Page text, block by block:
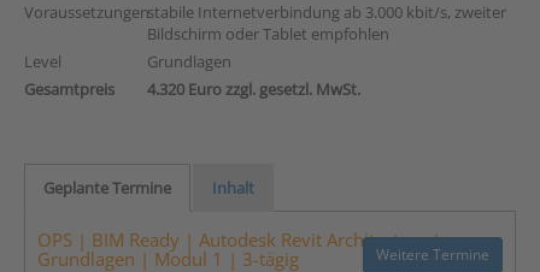
Voraussetzungenstabile Internetverbindung ab 3.000 kbit/s, zweiter
Bildschirm oder Tablet empfohlen
Level
Grundlagen
Gesamtpreis
4.320 Euro zzgl. gesetzl. MwSt.
Geplante Termine Inhalt
OPS | BIM Ready | Autodesk Revit Architecture |
Grundlagen | Modul 1 | 3-tägig
Weitere Termine